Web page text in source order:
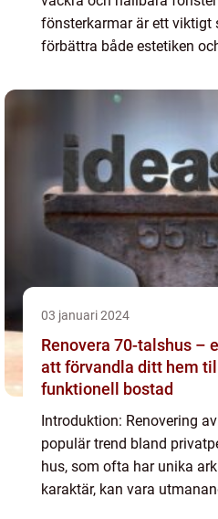
fönsterkarmar är ett viktigt
förbättra både estetiken
vi...
03 januari 2024
Renovera 70-talshus –
att förvandla ditt hem
funktionell bostad
Introduktion: Renovering
populär trend bland
hus, som ofta har unika
karaktär, kan vara